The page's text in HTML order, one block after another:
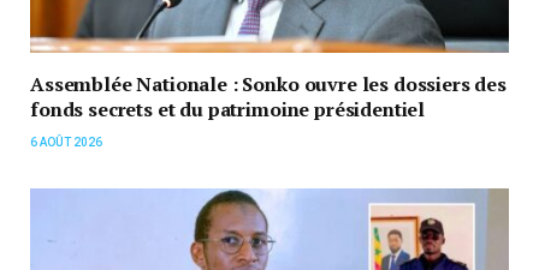
Assemblée Nationale : Sonko ouvre les dossiers des
fonds secrets et du patrimoine présidentiel
6 AOÛT 2026